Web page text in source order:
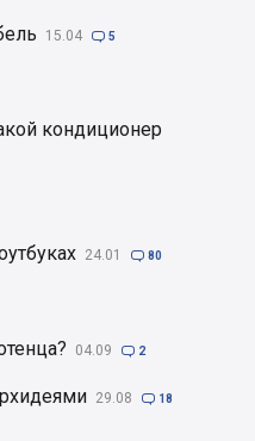
15.04  5
кондиционер
24.01  80
04.09  2
29.08  18